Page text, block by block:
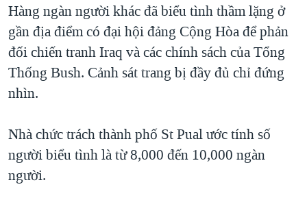
NGƯ DÂN VIỆT VÀ LÀN SÓNG TRỘM HẢI SÂM
BÊN KIA QUỐC LỘ: TIẾNG VỌNG TỪ NÔNG THÔN MỸ
QUAN HỆ VIỆT MỸ
Hàng ngàn người khác đã biểu tình thầm lặng ở
gần địa điểm có đại hội đảng Cộng Hòa để phản
đối chiến tranh Iraq và các chính sách của Tổng
Thống Bush. Cảnh sát trang bị đầy đủ chỉ đứng
nhìn.
Nhà chức trách thành phố St Pual ước tính số
người biểu tình là từ 8,000 đến 10,000 ngàn
người.